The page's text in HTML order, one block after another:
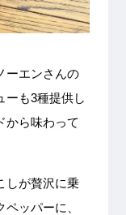
ーエンさんの
ーも3種提供し
から味わって
しが贅沢に乗
ッパーに、